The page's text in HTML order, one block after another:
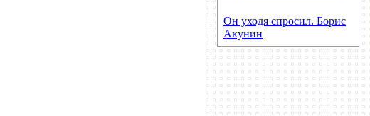
Он уходя спросил. Борис
Акунин